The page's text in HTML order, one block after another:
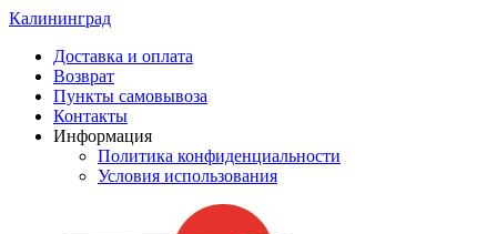
Калининград
Доставка и оплата
Возврат
Пункты самовывоза
Контакты
Информация
Политика конфиденциальности
Условия использования